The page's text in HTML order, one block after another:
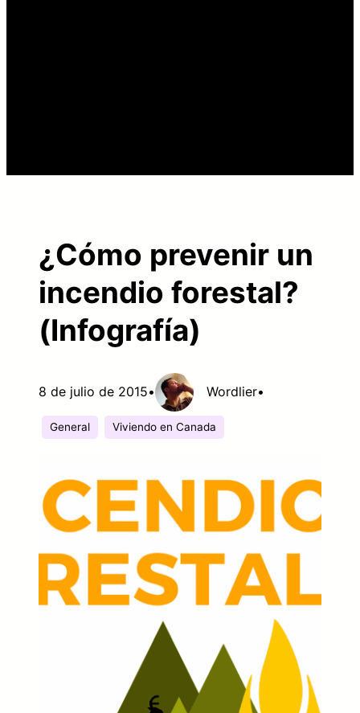
¿Cómo prevenir un
incendio forestal?
(Infografía)
8 de julio de 2015• Wordlier•
General Viviendo en Canada